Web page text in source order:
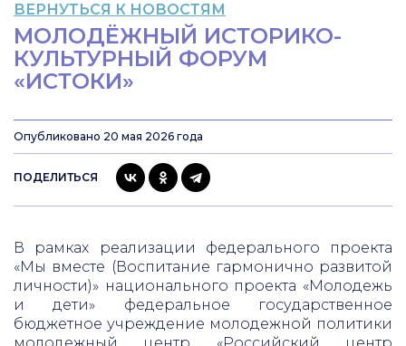
ВЕРНУТЬСЯ К НОВОСТЯМ
МОЛОДЁЖНЫЙ ИСТОРИКО-
КУЛЬТУРНЫЙ ФОРУМ
«ИСТОКИ»
Опубликовано 20 мая 2026 года
ПОДЕЛИТЬСЯ
В рамках реализации федерального проекта
«Мы вместе (Воспитание гармонично развитой
личности)» национального проекта «Молодежь
и дети» федеральное государственное
бюджетное учреждение молодежной политики